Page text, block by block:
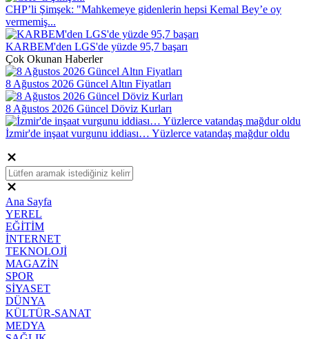
CHP’li Şimşek: "Mahkemeye gidenlerin hepsi Kemal Bey’e oy
vermemiş...
KARBEM'den LGS'de yüzde 95,7 başarı
Çok Okunan Haberler
8 Ağustos 2026 Güncel Altın Fiyatları
8 Ağustos 2026 Güncel Döviz Kurları
İzmir'de inşaat vurgunu iddiası… Yüzlerce vatandaş mağdur oldu
Ana Sayfa
YEREL
EĞİTİM
İNTERNET
TEKNOLOJİ
MAGAZİN
SPOR
SİYASET
DÜNYA
KÜLTÜR-SANAT
MEDYA